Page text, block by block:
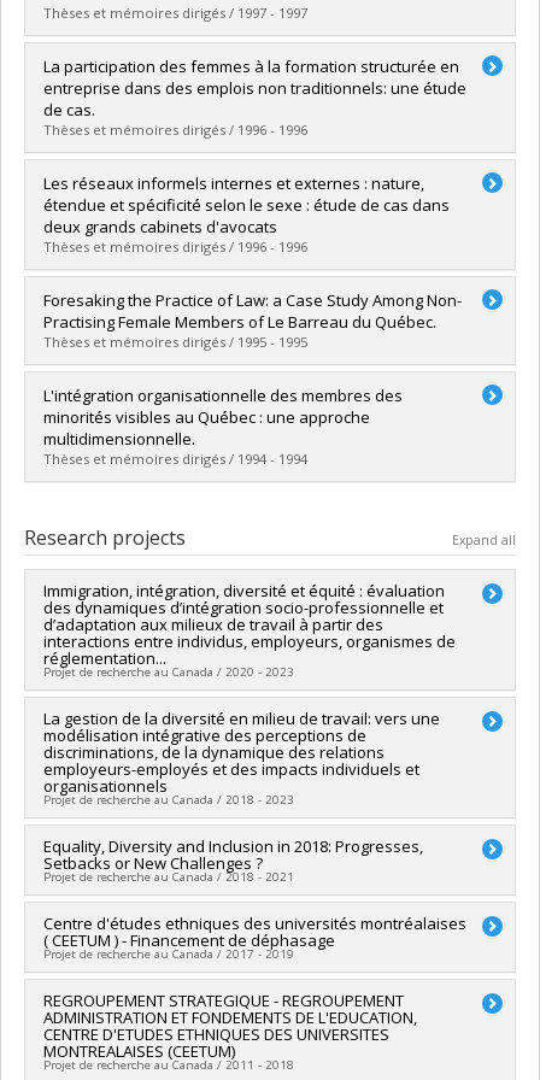
Lien vers le document dans Papyrus
Thèses et mémoires dirigés / 1997 - 1997
Graduate :Lambert, Nicole
Cycle :Master's
Grade :
Lien vers le document dans Papyrus
La participation des femmes à la formation structurée en
entreprise dans des emplois non traditionnels: une étude
de cas.
Thèses et mémoires dirigés / 1996 - 1996
Graduate :LAMBERT, N.
Cycle :Master's
Grade :M. Sc.
Lien vers le document dans Papyrus
Les réseaux informels internes et externes : nature,
étendue et spécificité selon le sexe : étude de cas dans
deux grands cabinets d'avocats
Thèses et mémoires dirigés / 1996 - 1996
Graduate :Cadieux, Jeanne
Cycle :Master's
Grade :M. Sc.
Lien vers le document dans Papyrus
Foresaking the Practice of Law: a Case Study Among Non-
Practising Female Members of Le Barreau du Québec.
Thèses et mémoires dirigés / 1995 - 1995
Graduate :FOX, L.K.
Cycle :Master's
Grade :M. Sc.
Lien vers le document dans Papyrus
L'intégration organisationnelle des membres des
minorités visibles au Québec : une approche
multidimensionnelle.
Thèses et mémoires dirigés / 1994 - 1994
Cycle :Master's
Grade :M. Sc.
Lien vers le document dans Papyrus
Research projects Expand all
Immigration, intégration, diversité et équité : évaluation
des dynamiques d’intégration socio-professionnelle et
d’adaptation aux milieux de travail à partir des
interactions entre individus, employeurs, organismes de
réglementation...
Projet de recherche au Canada / 2020 - 2023
Lead researcher :Tania Saba
Co-researchers : Marie-Thérèse Chicha
Funding sources:Ministère de l'Immigration, de la Diversité et
de l'Inclusion
Grant programs:
La gestion de la diversité en milieu de travail: vers une
modélisation intégrative des perceptions de
discriminations, de la dynamique des relations
employeurs-employés et des impacts individuels et
organisationnels
Projet de recherche au Canada / 2018 - 2023
Lead researcher : Tania Saba
Co-researchers : Marie-Thérèse Chicha
Eve Dufour
humaines du Canada
Grant programs:PVXXXXXX-Subvention Savoir
Equality, Diversity and Inclusion in 2018: Progresses,
Setbacks or New Challenges ?
Projet de recherche au Canada / 2018 - 2021
Lead researcher :Tania Saba
Co-researchers : Marie-Thérèse Chicha
Funding sources:
Grant programs:PV152160-Subvention Connexion
Centre d'études ethniques des universités montréalaises
( CEETUM ) - Financement de déphasage
Projet de recherche au Canada / 2017 - 2019
Lead researcher :Deirdre Meintel
Co-researchers : Patricia Lamarre,Fasal Kanouté,Marie-
Thérèse Chicha,Sirma Bilge, Alain Gagnon,Françoise
Armand,Solène Lardoux,Géraldine Mossière
REGROUPEMENT STRATEGIQUE - REGROUPEMENT
ADMINISTRATION ET FONDEMENTS DE L'EDUCATION,
CENTRE D'ETUDES ETHNIQUES DES UNIVERSITES
MONTREALAISES (CEETUM)
Projet de recherche au Canada / 2011 - 2018